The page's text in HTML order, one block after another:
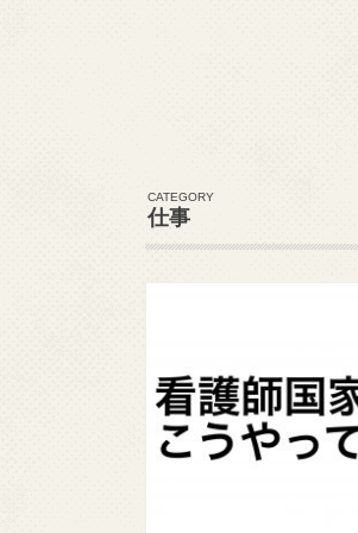
CATEGORY
仕事